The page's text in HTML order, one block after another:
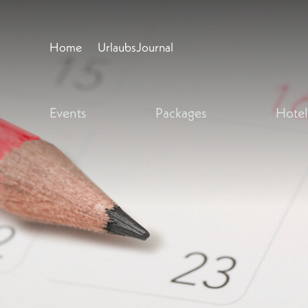
Home UrlaubsJournal
Events Packages